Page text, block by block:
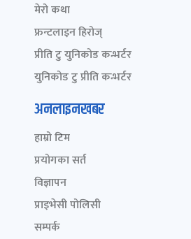
मेरो कथा
फ्रन्टलाइन हिरोज्
प्रीति टु युनिकोड कन्भर्टर
युनिकोड टु प्रीति कन्भर्टर
अनलाइनखबर
हाम्रो टिम
प्रयोगका सर्त
विज्ञापन
प्राइभेसी पोलिसी
सम्पर्क